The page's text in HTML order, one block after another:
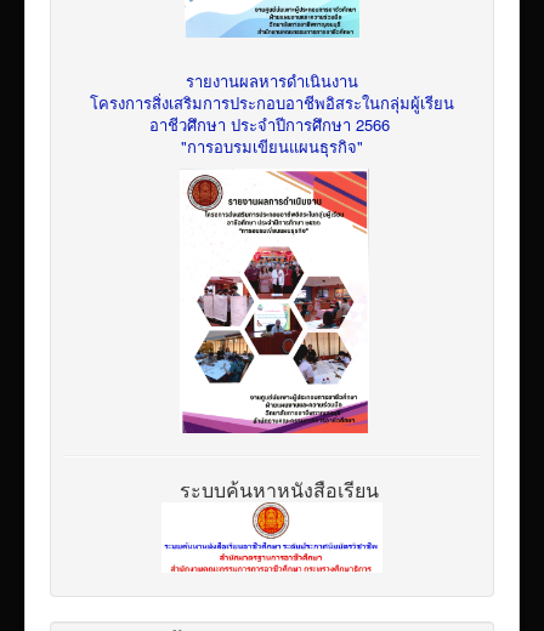
รายงานผลหารดำเนินงาน
โครงการสิ่งเสริมการประกอบอาชีพอิสระในกลุ่มผู้เรียน
อาชีวศึกษา ประจำปีการศึกษา 2566
"การอบรมเขียนแผนธุรกิจ"
ระบบค้นหาหนังสือเรียน